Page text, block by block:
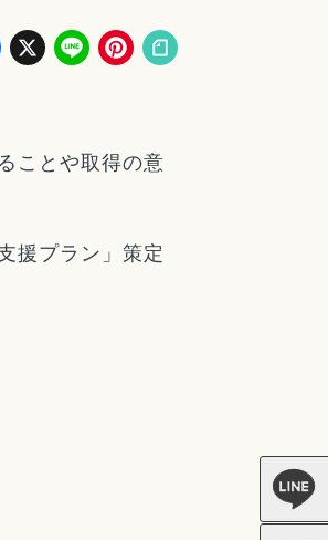
Facebook
X LinePinterest
ことや取得の意
援プラン」策定